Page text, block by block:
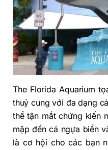
The Florida Aquarium
thuỷ cung với đa dạng
thể tận mắt chứng kiến
mập đến cá ngựa biển
là cơ hội cho các bạn